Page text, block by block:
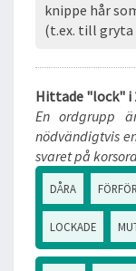
knippe hår
(t.ex. till gryta
Hittade "lock" i
En ordgrupp
nödvändigtvis
svaret på
DÅRA
LOCKADE